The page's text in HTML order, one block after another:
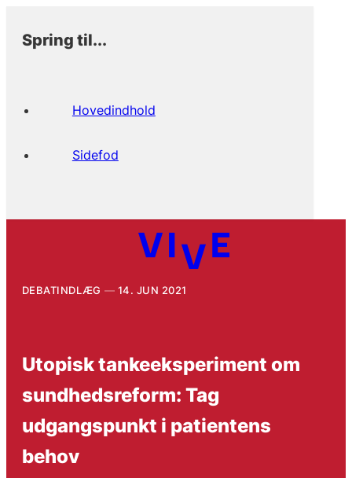
Spring til...
Hovedindhold
Sidefod
DEBATINDLÆG 14. JUN 2021
Utopisk tankeeksperiment om
sundhedsreform: Tag
udgangspunkt i patientens
behov